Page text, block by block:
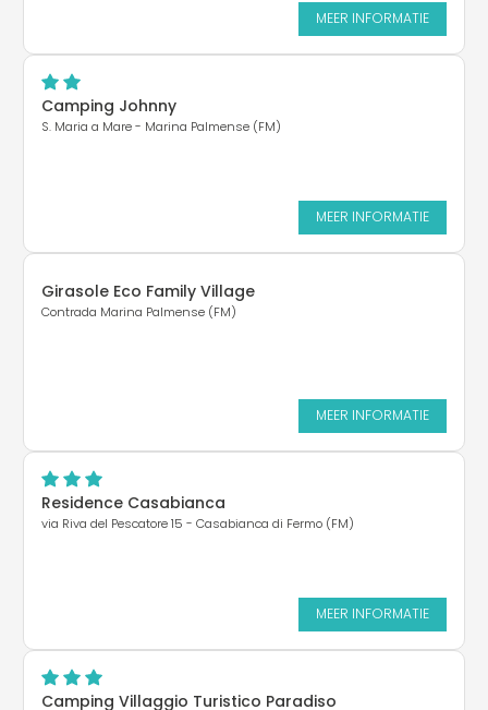
MEER INFORMATIE
Camping Johnny
S. Maria a Mare - Marina Palmense (FM)
MEER INFORMATIE
Girasole Eco Family Village
Contrada Marina Palmense (FM)
MEER INFORMATIE
Residence Casabianca
via Riva del Pescatore 15 - Casabianca di Fermo (FM)
MEER INFORMATIE
Camping Villaggio Turistico Paradiso